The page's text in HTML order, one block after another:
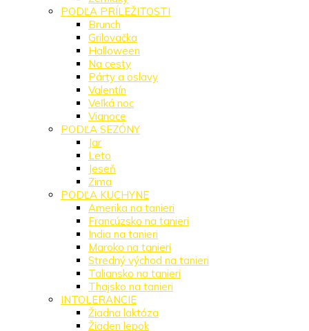
PODĽA PRÍLEŽITOSTI
Brunch
Grilovačka
Halloween
Na cesty
Párty a oslavy
Valentín
Veľká noc
Vianoce
PODĽA SEZÓNY
Jar
Leto
Jeseň
Zima
PODĽA KUCHYNE
Amerika na tanieri
Francúzsko na tanieri
India na tanieri
Maroko na tanieri
Stredný východ na tanieri
Taliansko na tanieri
Thajsko na tanieri
INTOLERANCIE
Žiadna laktóza
Žiaden lepok